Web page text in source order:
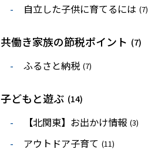
自立した子供に育てるには (7)
共働き家族の節税ポイント (7)
ふるさと納税 (7)
子どもと遊ぶ (14)
【北関東】お出かけ情報 (3)
アウトドア子育て (11)